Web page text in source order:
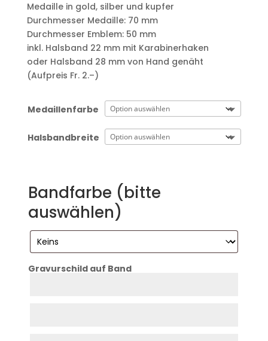
Medaille in gold, silber und kupfer
​Durchmesser Medaille: 70 mm
Durchmesser Emblem: 50 mm
​inkl. Halsband 22 mm mit Karabinerhaken
oder Halsband 28 mm von Hand genäht
(Aufpreis Fr. 2.–)
Medaillenfarbe
Halsbandbreite
Bandfarbe (bitte
auswählen)
Gravurschild auf Band